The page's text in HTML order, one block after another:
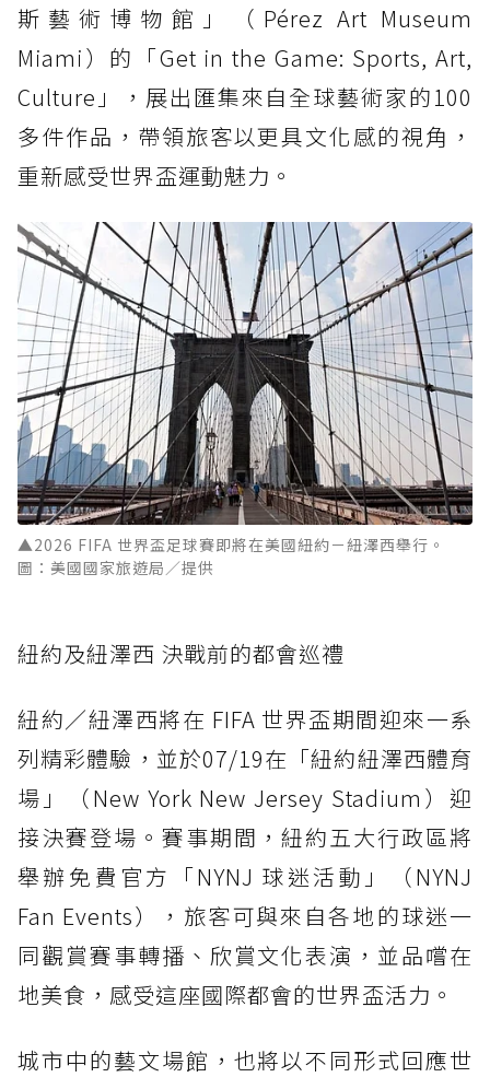
斯藝術博物館」（Pérez Art Museum
Miami）的「Get in the Game: Sports, Art,
Culture」，展出匯集來自全球藝術家的100
多件作品，帶領旅客以更具文化感的視角，
重新感受世界盃運動魅力。
▲2026 FIFA 世界盃足球賽即將在美國紐約－紐澤西舉行。
圖：美國國家旅遊局／提供
紐約及紐澤西 決戰前的都會巡禮
紐約／紐澤西將在 FIFA 世界盃期間迎來一系
列精彩體驗，並於07/19在「紐約紐澤西體育
場」（New York New Jersey Stadium）迎
接決賽登場。賽事期間，紐約五大行政區將
舉辦免費官方「NYNJ 球迷活動」（NYNJ
Fan Events），旅客可與來自各地的球迷一
同觀賞賽事轉播、欣賞文化表演，並品嚐在
地美食，感受這座國際都會的世界盃活力。
城市中的藝文場館，也將以不同形式回應世